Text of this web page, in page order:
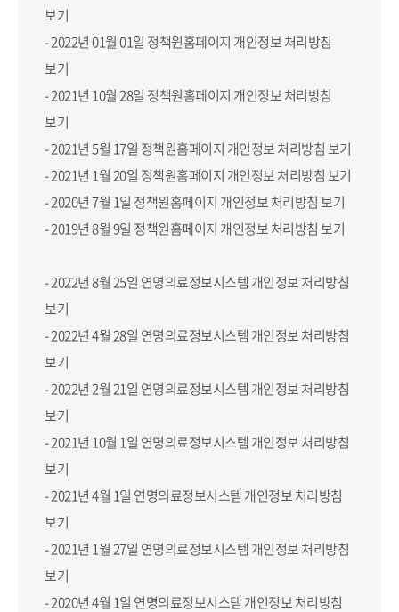
보기
- 2022년 01월 01일 정책원홈페이지 개인정보 처리방침
보기
- 2021년 10월 28일 정책원홈페이지 개인정보 처리방침
보기
- 2021년 5월 17일 정책원홈페이지 개인정보 처리방침 보기
- 2021년 1월 20일 정책원홈페이지 개인정보 처리방침 보기
- 2020년 7월 1일 정책원홈페이지 개인정보 처리방침 보기
- 2019년 8월 9일 정책원홈페이지 개인정보 처리방침 보기
- 2022년 8월 25일 연명의료정보시스템 개인정보 처리방침
보기
- 2022년 4월 28일 연명의료정보시스템 개인정보 처리방침
보기
- 2022년 2월 21일 연명의료정보시스템 개인정보 처리방침
보기
- 2021년 10월 1일 연명의료정보시스템 개인정보 처리방침
보기
- 2021년 4월 1일 연명의료정보시스템 개인정보 처리방침
보기
- 2021년 1월 27일 연명의료정보시스템 개인정보 처리방침
보기
- 2020년 4월 1일 연명의료정보시스템 개인정보 처리방침